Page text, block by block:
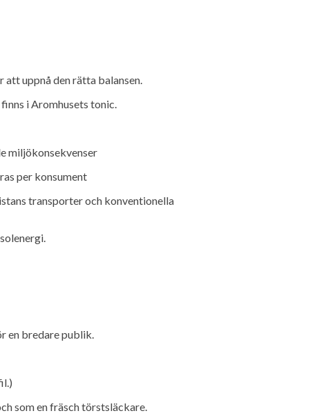
uppnå den rätta balansen.
i Aromhusets tonic.
miljökonsekvenser
per konsument
transporter och konventionella
en bredare publik.
som en fräsch törstsläckare.